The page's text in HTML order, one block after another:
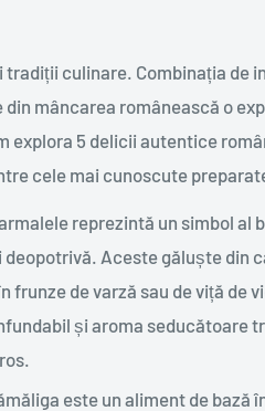
culinare. Combinația de
mâncarea românească o
explora 5 delicii autentice
cele mai cunoscute
reprezintă un simbol al
Aceste găluște din
de varză sau de viță de
și aroma seducătoare
este un aliment de bază